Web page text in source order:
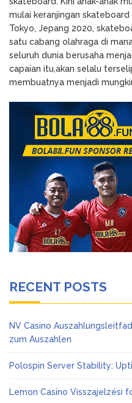
mulai keranjingan
Tokyo, Jepang 2020,
satu cabang olahraga di
seluruh dunia berusaha
capaian itu,akan selalu
membuatnya menjadi
RECENT POSTS
NV Casino
zum Auszahlen
Polospin Server Stability:
Lemon Casino Visszajelzési